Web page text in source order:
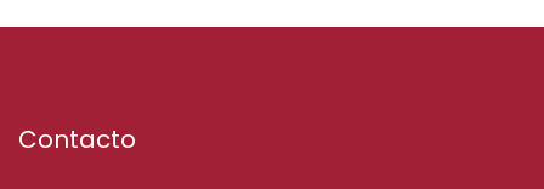
Contacto